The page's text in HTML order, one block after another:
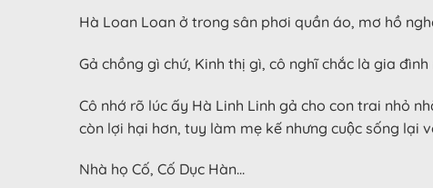
Hà Loan Loan ở trong sân phơi quần áo, mơ hồ
Gả chồng gì chứ, Kinh thị gì, cô nghĩ chắc là gia
Cô nhớ rõ lúc ấy Hà Linh Linh gả cho con trai nhỏ
còn lợi hại hơn, tuy làm mẹ kế nhưng cuộc sống lại
Nhà họ Cố, Cố Dục Hàn…